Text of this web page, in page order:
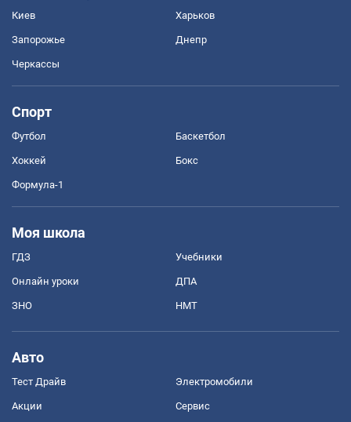
Киев Харьков
Запорожье Днепр
Черкассы
Спорт
Футбол Баскетбол
Хоккей Бокс
Формула-1
Моя школа
ГДЗ Учебники
Онлайн уроки ДПА
ЗНО НМТ
Авто
Тест Драйв Электромобили
Акции Сервис